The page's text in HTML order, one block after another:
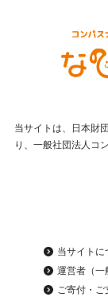
当サイトは、日本財
り、一般社団法人コ
当サイトに
運営者（一
ご寄付・ご